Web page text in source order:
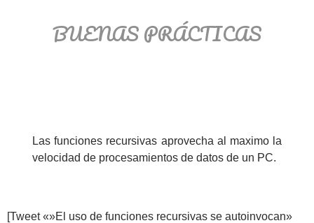
BUENAS PRÁCTICAS
Las funciones recursivas aprovecha al maximo la
velocidad de procesamientos de datos de un PC.
[Tweet «»El uso de funciones recursivas se autoinvocan»